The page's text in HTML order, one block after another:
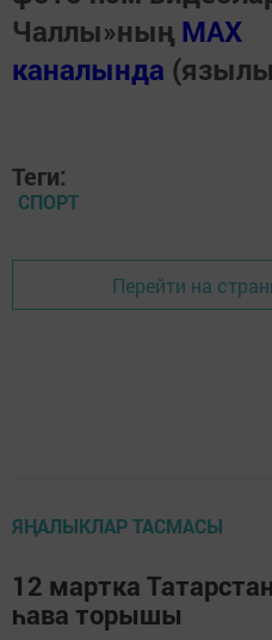
Чаллы»ның MAX
каналында
Теги:
СПОРТ
Перейти на
ЯҢАЛЫКЛАР ТАСМАСЫ
12 мартка
һава торышы